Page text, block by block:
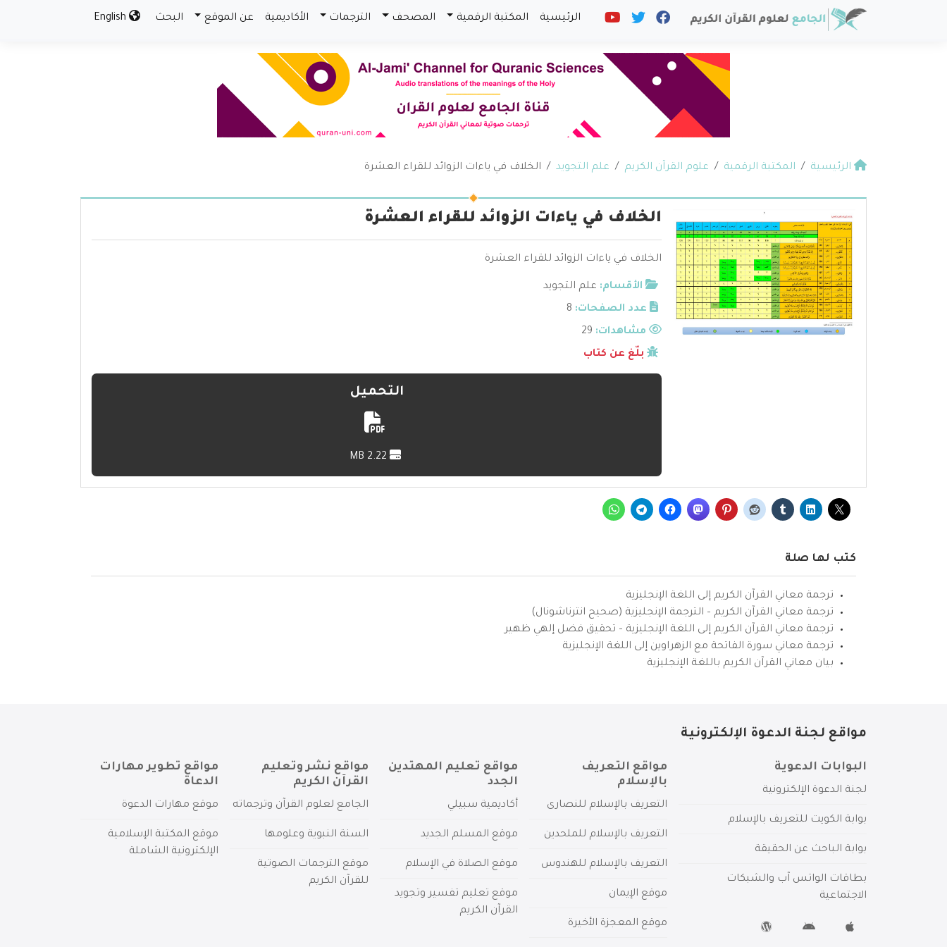
الرئيسية المكتبة الرقمية المصحف الترجمات الأكاديمية عن الموقع البحث
الرئيسية المكتبة الرقمية علوم القرآن الكريم علم التجويد الخلاف في ياءات الزوائد للقراء العشرة
الخلاف في ياءات الزوائد للقراء العشرة
الخلاف في ياءات الزوائد للقراء العشرة
الأقسام: علم التجويد
عدد الصفحات: 8
مشاهدات:
بلّغ عن كتاب
التحميل
كتب لها صلة
ترجمة معاني القرآن الكريم إلى اللغة الإنجليزية
ترجمة معاني القرآن الكريم – الترجمة الإنجليزية (صحيح انترناشونال)
ترجمة معاني القرآن الكريم إلى اللغة الإنجليزية – تحقيق فضل إلهي ظهير
ترجمة معاني سورة الفاتحة مع الزهراوين إلى اللغة الإنجليزية
بيان معاني القرآن الكريم باللغة الإنجليزية
مواقع لجنة الدعوة الإلكترونية
البوابات الدعوية
لجنة الدعوة الإلكترونية
بوابة الكويت للتعريف بالإسلام
بوابة الباحث عن الحقيقة
بطاقات الواتس آب والشبكات
الاجتماعية
مواقع التعريف
بالإسلام
التعريف بالإسلام للنصارى
التعريف بالإسلام للملحدين
التعريف بالإسلام للهندوس
موقع الإيمان
موقع المعجزة الأخيرة
مواقع تعليم المهتدين
الجدد
أكاديمية سبيلي
موقع المسلم الجديد
موقع الصلاة في الإسلام
موقع تعليم تفسير وتجويد
القرآن الكريم
مواقع نشر وتعليم
القرآن الكريم
الجامع لعلوم القرآن وترجماته
السنة النبوية وعلومها
موقع الترجمات الصوتية
للقرآن الكريم
مواقع تطوير مهارات
الدعاة
موقع مهارات الدعوة
موقع المكتبة الإسلامية
الإلكترونية الشاملة